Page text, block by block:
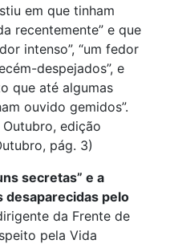
em que tinham
recentemente” e que
intenso”, “um fedor
despejados”, e
que até algumas
ouvido gemidos”.
edição
pág. 3)
secretas” e a
desaparecidas pelo
da Frente de
pela Vida